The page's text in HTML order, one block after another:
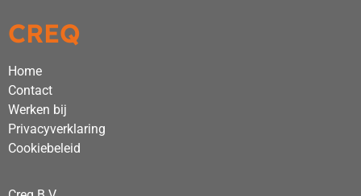
CREQ
Home
Contact
Werken bij
Privacyverklaring
Cookiebeleid